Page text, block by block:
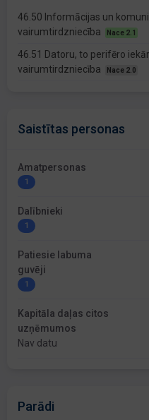
46.50 Informācijas un
vairumtirdzniecība
Nace 2.1
46.51 Datoru, to perifēro
vairumtirdzniecība
Nace 2.0
Saistītas personas
Amatpersonas
1
Dalībnieki
1
Patiesie labuma
guvēji
1
Kapitāla daļas citos
uzņēmumos
Nav datu
Parādi